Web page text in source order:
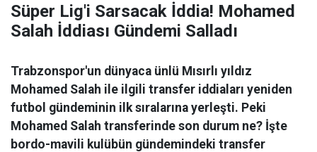
Süper Lig'i Sarsacak İddia! Mohamed
Salah İddiası Gündemi Salladı
Trabzonspor'un dünyaca ünlü Mısırlı yıldız
Mohamed Salah ile ilgili transfer iddiaları yeniden
futbol gündeminin ilk sıralarına yerleşti. Peki
Mohamed Salah transferinde son durum ne? İşte
bordo-mavili kulübün gündemindeki transfer